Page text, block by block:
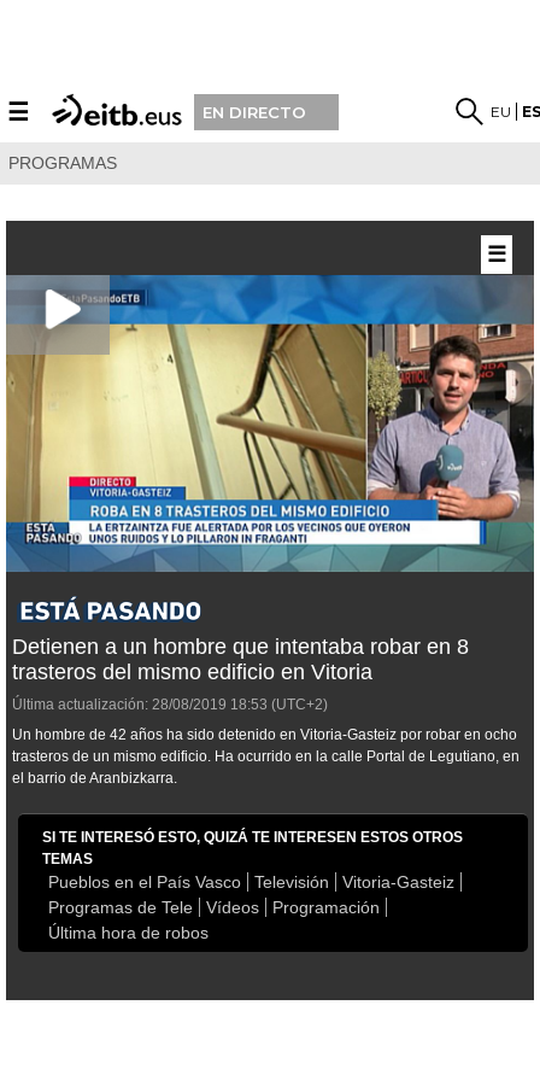
☰ EN DIRECTO EU
PROGRAMAS
Detienen a un hombre que intentaba robar en 8
trasteros del mismo edificio en Vitoria
Última actualización: 28/08/2019 18:53 (UTC+2)
Un hombre de 42 años ha sido detenido en Vitoria-Gasteiz por robar en ocho
trasteros de un mismo edificio. Ha ocurrido en la calle Portal de Legutiano, en
el barrio de Aranbizkarra.
SI TE INTERESÓ ESTO, QUIZÁ TE INTERESEN ESTOS OTROS
TEMAS
Pueblos en el País Vasco Televisión
Vitoria-Gasteiz
Programas de Tele
Vídeos
Programación
Última hora de robos
☰